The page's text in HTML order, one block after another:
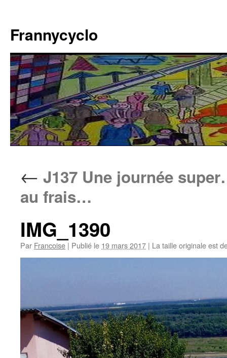
contenu
Frannycyclo
← J137 Une journée
au frais…
IMG_1390
Par Francoise | Publié le 19 mars 2017 | La taille originale est